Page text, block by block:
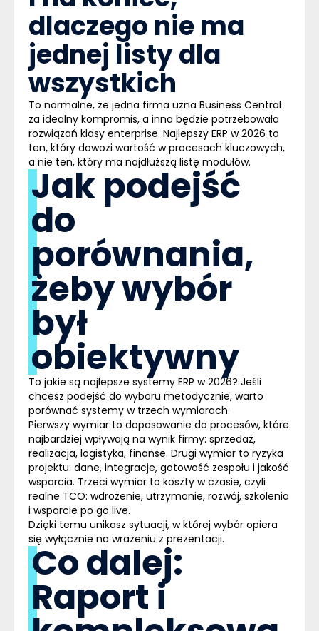
dlaczego nie ma
jednej listy dla
wszystkich
To normalne, że jedna firma uzna Business Central
za idealny kompromis, a inna będzie potrzebowała
rozwiązań klasy enterprise. Najlepszy ERP w 2026 to
ten, który dowozi wartość w procesach kluczowych,
a nie ten, który ma najdłuższą listę modułów.
Jak podejść
do
porównania,
żeby wybór
był
obiektywny
To jakie są najlepsze systemy ERP w 2026? Jeśli
chcesz podejść do wyboru metodycznie, warto
porównać systemy w trzech wymiarach.
Pierwszy wymiar to dopasowanie do procesów, które
najbardziej wpływają na wynik firmy: sprzedaż,
realizacja, logistyka, finanse. Drugi wymiar to ryzyka
projektu: dane, integracje, gotowość zespołu i jakość
wsparcia. Trzeci wymiar to koszty w czasie, czyli
realne TCO: wdrożenie, utrzymanie, rozwój, szkolenia
i wsparcie po go live.
Dzięki temu unikasz sytuacji, w której wybór opiera
się wyłącznie na wrażeniu z prezentacji.
Co dalej:
Raport i